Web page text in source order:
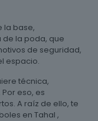
la base,
la poda, que
de seguridad,
espacio.
técnica,
eso, es
A raíz de ello, te
en Tahal ,